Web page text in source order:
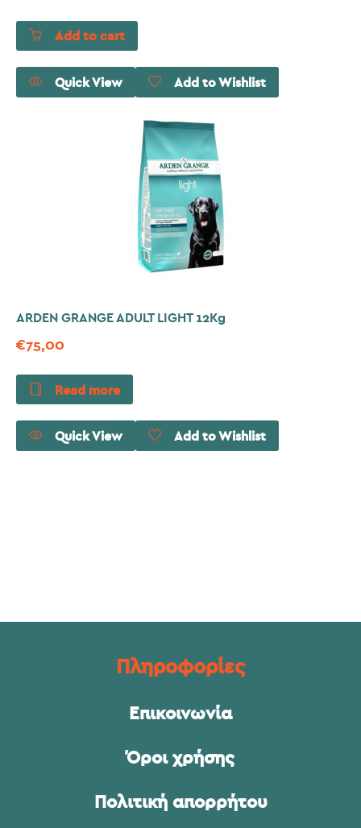
Add to cart
Quick View Add to Wishlist
ARDEN GRANGE ADULT LIGHT 12Kg
€75,00
Read more
Quick View Add to Wishlist
Πληροφορίες
Επικοινωνία
Όροι χρήσης
Πολιτική απορρήτου